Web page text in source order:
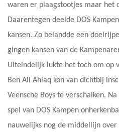
waren er plaagstootjes maar het
Daarentegen deelde DOS
kansen. Zo belandde een
gingen kansen van de
Uiteindelijk lukte het toch om op
Ben Ali Ahlaq kon van dichtbij
Veensche Boys te verschalken.
spel van DOS Kampen
nauwelijks nog de middellijn over